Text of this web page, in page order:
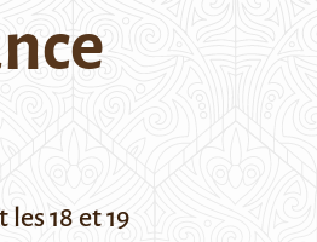
18 et 19